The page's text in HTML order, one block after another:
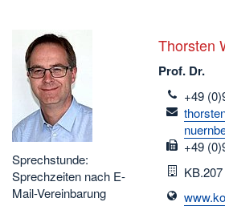
Sprechstunde:
Sprechzeiten nach E-
Mail-Vereinbarung
Thorsten
Prof. Dr.
telefon
+49
email
fax
+49
Raum